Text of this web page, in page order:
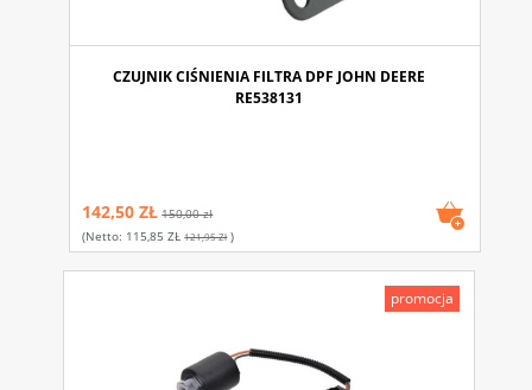
CZUJNIK CIŚNIENIA FILTRA DPF JOHN DEERE
RE538131
142,50 ZŁ 150,00 zł
(netto: 115,85 ZŁ 121,95 Zł)
promocja